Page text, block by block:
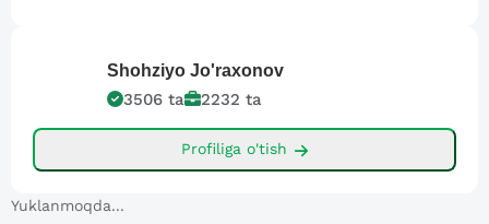
Shohziyo Jo'raxonov
3506 ta 2232 ta
Profiliga o'tish
Yuklanmoqda...